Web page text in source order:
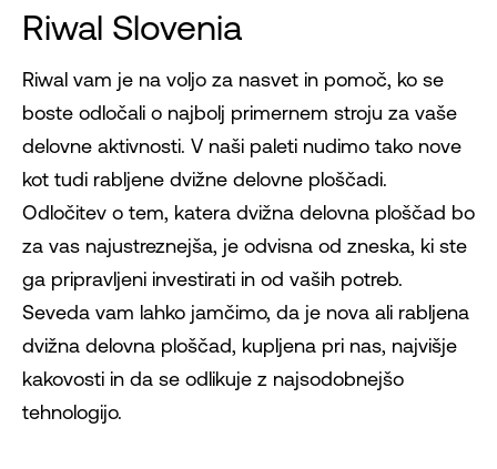
Riwal Slovenia
Riwal vam je na voljo za nasvet in pomoč, ko se
boste odločali o najbolj primernem stroju za vaše
delovne aktivnosti. V naši paleti nudimo tako nove
kot tudi rabljene dvižne delovne ploščadi.
Odločitev o tem, katera dvižna delovna ploščad bo
za vas najustreznejša, je odvisna od zneska, ki ste
ga pripravljeni investirati in od vaših potreb.
Seveda vam lahko jamčimo, da je nova ali rabljena
dvižna delovna ploščad, kupljena pri nas, najvišje
kakovosti in da se odlikuje z najsodobnejšo
tehnologijo.